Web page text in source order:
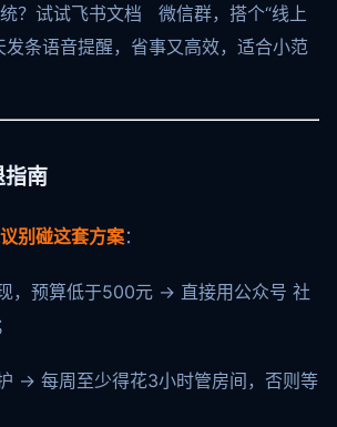
统？试试飞书文档 微信群，搭个“线上
发条语音提醒，省事又高效，适合小范
指南
别碰这套方案：
，预算低于500元 → 直接用公众号 社
→ 每周至少得花3小时管房间，否则等